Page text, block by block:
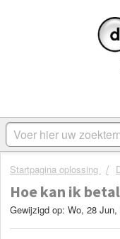
Startpagina oplossing
Hoe kan ik
Gewijzigd op: Wo, 28